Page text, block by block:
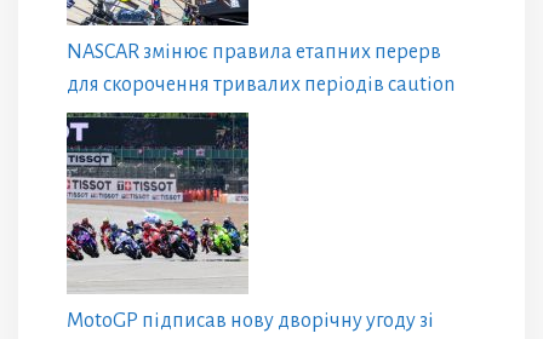
NASCAR змінює правила етапних перерв
для скорочення тривалих періодів caution
MotoGP підписав нову дворічну угоду зі